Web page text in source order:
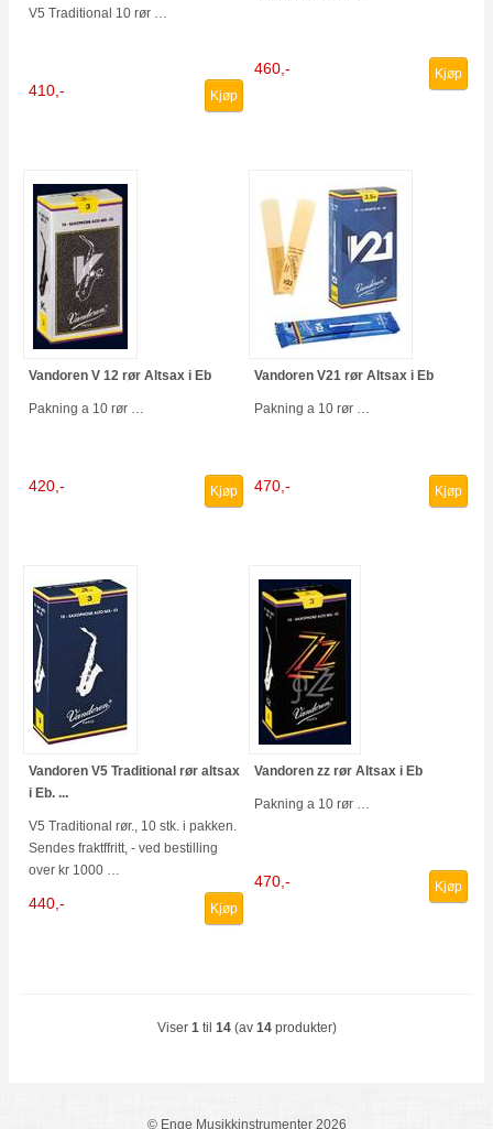
V5 Traditional 10 rør …
410,- Kjøp
460,- Kjøp
Vandoren V 12 rør Altsax i Eb
Pakning a 10 rør …
420,- Kjøp
Vandoren V21 rør Altsax i Eb
Pakning a 10 rør …
470,- Kjøp
Vandoren V5 Traditional rør altsax
i Eb. ...
V5 Traditional rør., 10 stk. i pakken.
Sendes fraktffritt, - ved bestilling
over kr 1000 …
440,- Kjøp
Vandoren zz rør Altsax i Eb
Pakning a 10 rør …
470,- Kjøp
Viser 1 til 14(av 14produkter)
© Enge Musikkinstrumenter 2026